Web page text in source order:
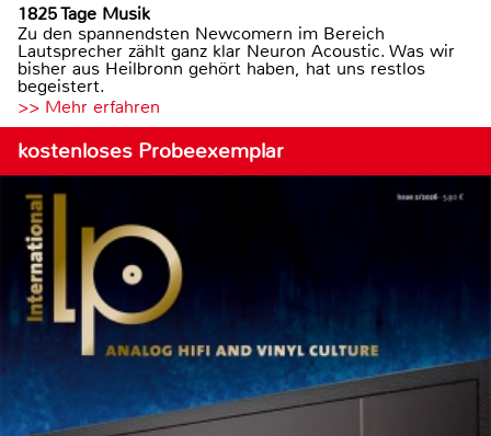
1825 Tage Musik
Zu den spannendsten Newcomern im Bereich
Lautsprecher zählt ganz klar Neuron Acoustic. Was wir
bisher aus Heilbronn gehört haben, hat uns restlos
begeistert.
>> Mehr erfahren
kostenloses Probeexemplar